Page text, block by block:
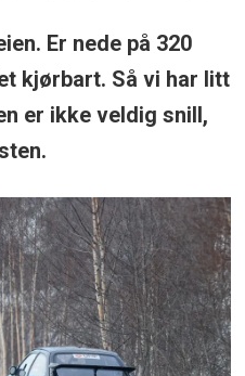
Er nede på 320
kjørbart. Så vi har litt
er ikke veldig snill,